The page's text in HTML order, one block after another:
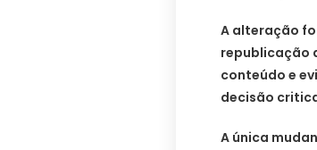
A alteração
republicação
conteúdo e
decisão
A única